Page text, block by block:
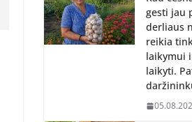
gesti jau
derliaus
reikia
laikymui
laikyti.